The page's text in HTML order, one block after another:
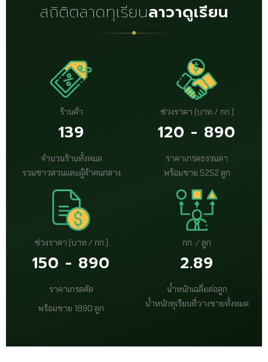
สถิติตลาดทุเรียนลาวาดูเรียน
ร้านค้า
139
จำนวนร้านทั้งหมด
รวมชาวสวนและผู้ค้าคนกลาง
ช่วงราคา (บาท / กก.)
120 - 890
ราคาเกรดธรรมดา
พร้อมขาย 5252 ลูก
ช่วงราคา (บาท / กก.)
150 - 890
ราคาเกรดคัด
พร้อมขาย 1890 ลูก
กก. / ลูก
2.89
น้ำหนักเฉลี่ยต่อลูก
น้ำหนักทุเรียนที่วางขายทั้งหมด